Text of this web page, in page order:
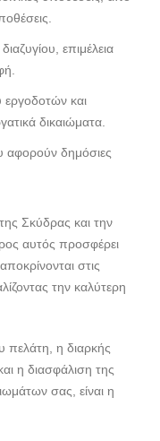
επιμέλεια
εργοδοτών και
δικαιώματα.
αφορούν δημόσιες
Σκύδρας και την
αυτός προσφέρει
στις
την καλύτερη
πελάτη, η διαρκής
η διασφάλιση της
σας, είναι η